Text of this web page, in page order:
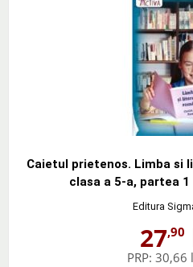
Caietul prietenos. Limba si
clasa a 5-a, partea 1
Editura
27,90
PRP: 30,66